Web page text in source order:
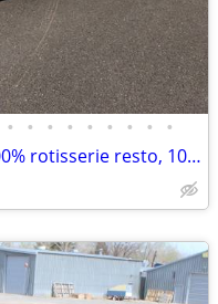
• • • • • • • • •
65 Dodge Coronet 500 Hdtp, 100% rotisserie resto, 103 miles, as new